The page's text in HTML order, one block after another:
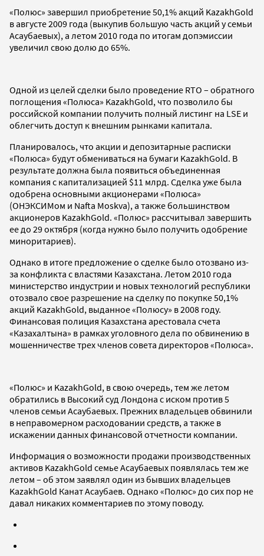
«Полюс» завершил приобретение 50,1% акций KazakhGold
в августе 2009 года (выкупив большую часть акций у семьи
Асаубаевых), а летом 2010 года по итогам допэмиссии
увеличил свою долю до 65%.
Одной из целей сделки было проведение RTO – обратного
поглощения «Полюса» KazakhGold, что позволило бы
российской компании получить полный листинг на LSE и
облегчить доступ к внешним рынками капитала.
Планировалось, что акции и депозитарные расписки
«Полюса» будут обмениваться на бумаги KazakhGold. В
результате должна была появиться объединенная
компания с капитализацией $11 млрд. Сделка уже была
одобрена основными акционерами «Полюса»
(ОНЭКСИМом и Nafta Moskva), а также большинством
акционеров KazakhGold. «Полюс» рассчитывал завершить
ее до 29 октября (когда нужно было получить одобрение
миноритариев).
Однако в итоге предложение о сделке было отозвано из-
за конфликта с властями Казахстана. Летом 2010 года
министерство индустрии и новых технологий республики
отозвало свое разрешение на сделку по покупке 50,1%
акций KazakhGold, выданное «Полюсу» в 2008 году.
Финансовая полиция Казахстана арестовала счета
«Казахалтына» в рамках уголовного дела по обвинению в
мошенничестве трех членов совета директоров «Полюса».
«Полюс» и KazakhGold, в свою очередь, тем же летом
обратились в Высокий суд Лондона с иском против 5
членов семьи Асаубаевых. Прежних владельцев обвинили
в неправомерном расходовании средств, а также в
искажении данных финансовой отчетности компании.
Информация о возможности продажи производственных
активов KazakhGold семье Асаубаевых появлялась тем же
летом – об этом заявлял один из бывших владельцев
KazakhGold Канат Асаубаев. Однако «Полюс» до сих пор не
давал никаких комментариев по этому поводу.